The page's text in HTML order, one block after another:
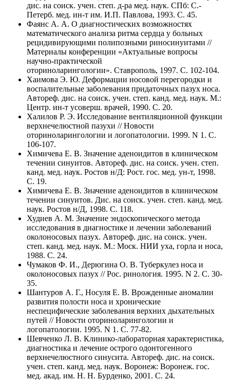
дис. на соиск. учен. степ. д-ра мед. наук. СПб: С.-
Петерб. мед. ин-т им. И.П. Павлова, 1993. C. 45.
Фаянс А. А. О диагностических возможностях
математического анализа ритма сердца у больных
рецидивирующими полипозными риносинуитами //
Материалы конференции «Актуальные вопросы
научно-практической
оториноларингологии». Ставрополь, 1997. C. 102-104.
Хаимова Э. Ю. Деформации носовой перегородки и
воспалительные заболевания придаточных пазух носа.
Автореф. дис. на соиск. учен. степ. канд. мед. наук. М.:
Центр. ин-т усоверш. врачей, 1990. C. 20.
Халилов Р. Э. Исследование вентиляционной функции
верхнечелюстной пазухи // Новости
оториноларингологии и логопатологии. 1999. N 1. C.
106-107.
Химичева Е. В. Значение аденоидитов в клиническом
течении синуитов. Автореф. дис. на соиск. учен. степ.
канд. мед. наук. Ростов н/Д: Рост. гос. мед. ун-т, 1998.
C. 19.
Химичева Е. В. Значение аденоидитов в клиническом
течении синуитов. Дис. на соиск. учен. степ. канд. мед.
наук. Ростов н/Д, 1998. C. 118.
Худиев А. М. Значение эндоскопического метода
исследования в диагностике и лечении заболеваний
околоносовых пазух. Автореф. дис. на соиск. учен.
степ. канд. мед. наук. М.: Моск. НИИ уха, горла и носа,
1988. C. 24.
Чумаков Ф. И., Дерюгина О. В. Туберкулез носа и
околоносовых пазух // Рос. ринология. 1995. N 2. C. 30-
35.
Шантуров А. Г., Носуля Е. В. Врожденные аномалии
развития полости носа и хронические
неспецифические заболевания верхних дыхательных
путей // Новости оториноларингологии и
логопатологии. 1995. N 1. C. 77-82.
Шевченко Л. В. Клинико-лабораторная характеристика,
диагностика и лечение острого одонтогенного
верхнечелюстного синусита. Автореф. дис. на соиск.
учен. степ. канд. мед. наук. Воронеж: Воронеж. гос.
мед. акад. им. Н. Н. Бурденко, 2001. C. 24.